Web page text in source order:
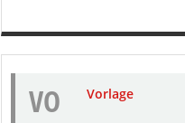
VO Vorlage